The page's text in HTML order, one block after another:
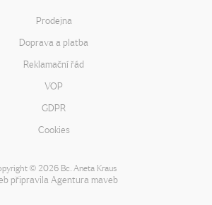
Prodejna
Doprava a platba
Reklamační řád
VOP
GDPR
Cookies
©2026 Bc. Aneta Kraus
připravila Agentura maveb